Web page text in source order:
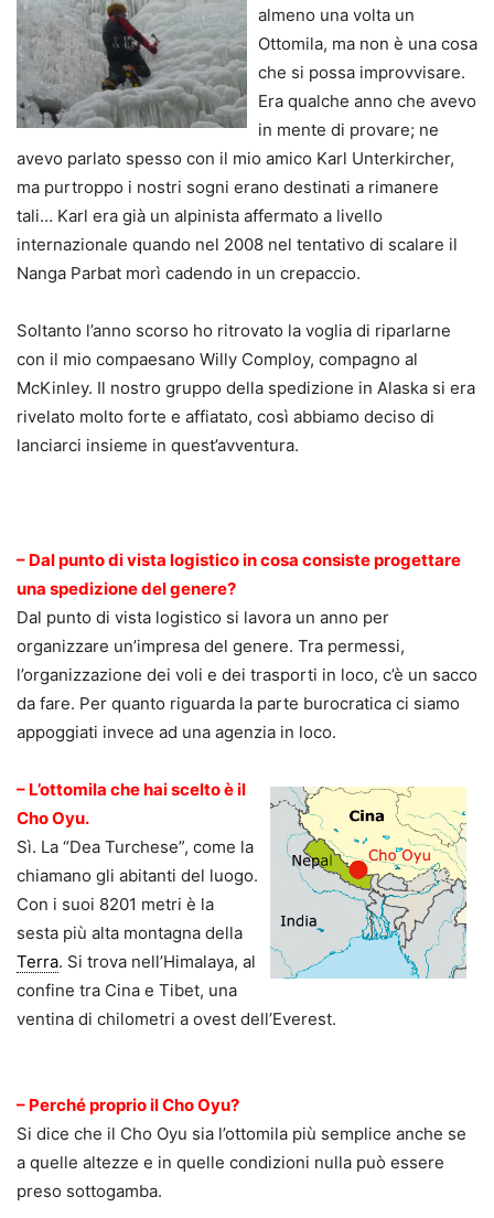
almeno una volta un
Ottomila, ma non è una cosa
che si possa improvvisare.
Era qualche anno che avevo
in mente di provare; ne
avevo parlato spesso con il mio amico Karl Unterkircher,
ma purtroppo i nostri sogni erano destinati a rimanere
tali… Karl era già un alpinista affermato a livello
internazionale quando nel 2008 nel tentativo di scalare il
Nanga Parbat morì cadendo in un crepaccio.
Soltanto l’anno scorso ho ritrovato la voglia di riparlarne
con il mio compaesano Willy Comploy, compagno al
McKinley. Il nostro gruppo della spedizione in Alaska si era
rivelato molto forte e affiatato, così abbiamo deciso di
lanciarci insieme in quest’avventura.
– Dal punto di vista logistico in cosa consiste progettare
una spedizione del genere?
Dal punto di vista logistico si lavora un anno per
organizzare un’impresa del genere. Tra permessi,
l’organizzazione dei voli e dei trasporti in loco, c’è un sacco
da fare. Per quanto riguarda la parte burocratica ci siamo
appoggiati invece ad una agenzia in loco.
– L’ottomila che hai scelto è il
Cho Oyu.
Sì. La “Dea Turchese”, come la
chiamano gli abitanti del luogo.
Con i suoi 8201 metri è la
sesta più alta montagna della
Terra. Si trova nell’Himalaya, al
confine tra Cina e Tibet, una
ventina di chilometri a ovest dell’Everest.
– Perché proprio il Cho Oyu?
Si dice che il Cho Oyu sia l’ottomila più semplice anche se
a quelle altezze e in quelle condizioni nulla può essere
preso sottogamba.